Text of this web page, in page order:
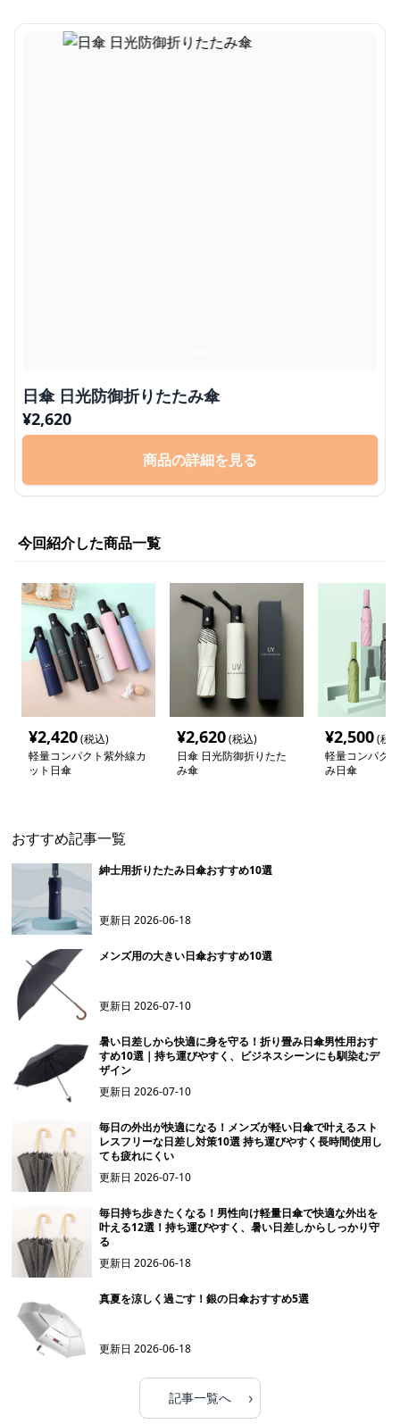
日傘 日光防御折りたたみ傘
¥2,620
商品の詳細を見る
今回紹介した商品一覧
¥2,420(税込)
軽量コンパクト紫外線カ
ット日傘
¥2,620(税込)
日傘 日光防御折りたた
み傘
¥2,500(税
軽量コンパク
み日傘
おすすめ記事一覧
紳士用折りたたみ日傘おすすめ10選
更新日2026-06-18
メンズ用の大きい日傘おすすめ10選
更新日2026-07-10
暑い日差しから快適に身を守る！折り畳み日傘男性用おす
すめ10選｜持ち運びやすく、ビジネスシーンにも馴染むデ
ザイン
更新日2026-07-10
毎日の外出が快適になる！メンズが軽い日傘で叶えるスト
レスフリーな日差し対策10選 持ち運びやすく長時間使用し
ても疲れにくい
更新日2026-07-10
毎日持ち歩きたくなる！男性向け軽量日傘で快適な外出を
叶える12選！持ち運びやすく、暑い日差しからしっかり守
る
更新日2026-06-18
真夏を涼しく過ごす！銀の日傘おすすめ5選
更新日2026-06-18
記事一覧へ ›